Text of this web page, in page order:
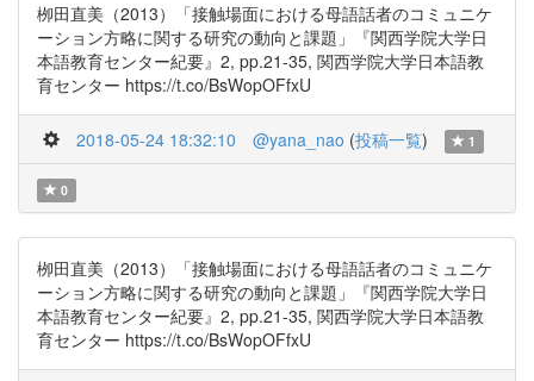
栁田直美（2013）「接触場面における母語話者のコミュニケ
ーション方略に関する研究の動向と課題」『関西学院大学日
本語教育センター紀要』2, pp.21-35, 関西学院大学日本語教
育センター https://t.co/BsWopOFfxU
2018-05-24 18:32:10 @yana_nao (投稿一覧) 1
0
栁田直美（2013）「接触場面における母語話者のコミュニケ
ーション方略に関する研究の動向と課題」『関西学院大学日
本語教育センター紀要』2, pp.21-35, 関西学院大学日本語教
育センター https://t.co/BsWopOFfxU